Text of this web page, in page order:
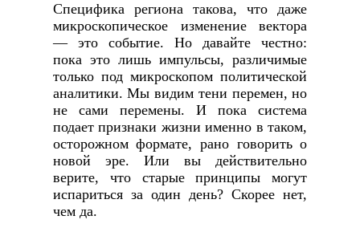
Специфика региона такова, что даже
микроскопическое изменение вектора
— это событие. Но давайте честно:
пока это лишь импульсы, различимые
только под микроскопом политической
аналитики. Мы видим тени перемен, но
не сами перемены. И пока система
подает признаки жизни именно в таком,
осторожном формате, рано говорить о
новой эре. Или вы действительно
верите, что старые принципы могут
испариться за один день? Скорее нет,
чем да.